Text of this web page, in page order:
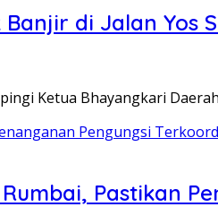
di Jalan Yos
Ketua Bhayangkari
Pastikan